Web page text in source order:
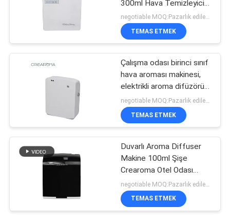
300ml Hava Temizleyicisi
Wifi Uygulama Kontrolü negotiable MOQ:Pazarlık edilebilir
TEMAS ETMEK
Çalışma odası birinci sınıf
hava aroması makinesi,
elektrikli aroma difüzörü
35dba Gürültü
negotiable MOQ:Pazarlık edilebilir
TEMAS ETMEK
Duvarlı Aroma Diffuser
Makine 100ml Şişe
Crearoma Otel Odası
Uygulama
TEMAS ETMEK